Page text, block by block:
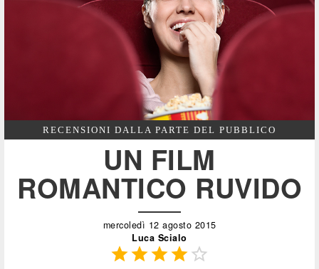
RECENSIONI DALLA PARTE DEL PUBBLICO
UN FILM
ROMANTICO RUVIDO
mercoledì 12 agosto 2015
Luca Scialo
